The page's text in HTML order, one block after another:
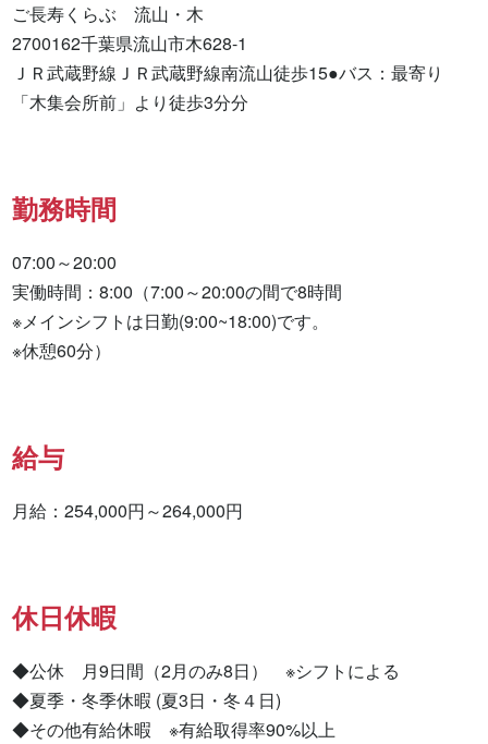
ご長寿くらぶ　流山・木
2700162千葉県流山市木628-1
ＪＲ武蔵野線ＪＲ武蔵野線南流山徒歩15●バス：最寄り
「木集会所前」より徒歩3分分
勤務時間
07:00～20:00
実働時間：8:00（7:00～20:00の間で8時間
※メインシフトは日勤(9:00~18:00)です。
※休憩60分）
給与
月給：254,000円～264,000円
休日休暇
◆公休　月9日間（2月のみ8日）　※シフトによる
◆夏季・冬季休暇 (夏3日・冬４日)
◆その他有給休暇　※有給取得率90%以上